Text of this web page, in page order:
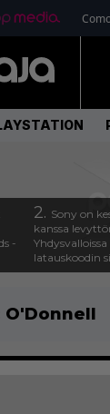
-
2. Sony on
kanssa
latauskoodin
O'Donnell